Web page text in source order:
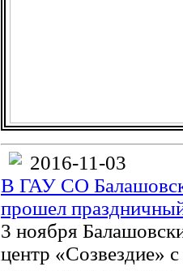
2016-11-03
В ГАУ СО
прошел
3 ноября
центр «Созвездие»